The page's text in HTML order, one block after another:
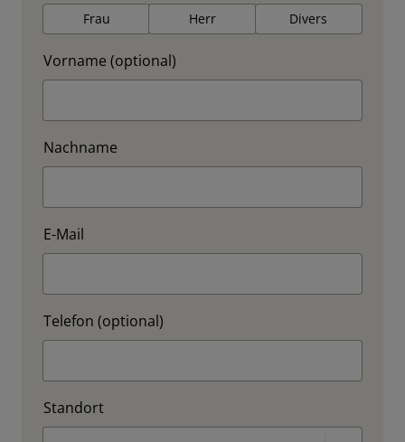
Frau Herr Divers
Vorname (optional)
Nachname
E-Mail
Telefon (optional)
Standort